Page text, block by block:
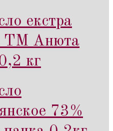
екстра
ТМ Анюта
кг
73%